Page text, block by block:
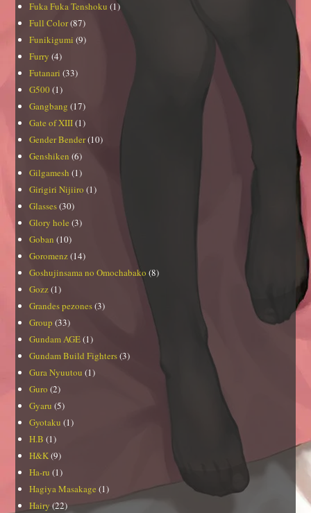
Fuka Fuka Tenshoku (1)
Full Color(87)
Funikigumi (9)
Furry (4)
Futanari (33)
G500 (1)
Gangbang (17)
Gate of XIII(1)
Gender Bender(10)
Genshiken (6)
Gilgamesh (1)
Girigiri Nijiiro (1)
Glasses(30)
Glory hole (3)
Goban (10)
Goromenz(14)
Goshujinsama no Omochabako (8)
Gozz(1)
Grandes pezones(3)
Group (33)
Gundam AGE(1)
Gundam Build Fighters(3)
Gura Nyuutou (1)
Guro (2)
Gyaru (5)
Gyotaku (1)
H.B (1)
H&K(9)
Ha-ru (1)
Hagiya Masakage (1)
Hairy (22)